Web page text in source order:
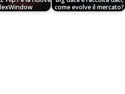
come evolve il mercato?